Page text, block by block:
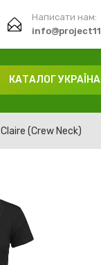
Написати нам:
КАТАЛОГ УКРАЇНА
Claire (Crew Neck)